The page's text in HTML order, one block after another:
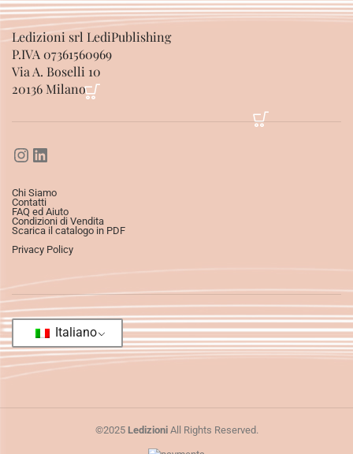
Ledizioni srl LediPublishing
P.IVA 07361560969
Via A. Boselli 10
20136 Milano
Chi Siamo
Contatti
FAQ ed Aiuto
Condizioni di Vendita
Scarica il catalogo in PDF
Privacy Policy
Italiano
©2025 LedizioniAll Rights Reserved.